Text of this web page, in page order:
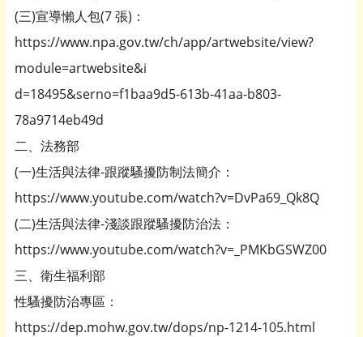
(三)宣導懶人包(7 張)：
https://www.npa.gov.tw/ch/app/artwebsite/view?
module=artwebsite&i
d=18495&serno=f1baa9d5-613b-41aa-b803-
78a9714eb49d
二、法務部
(一)生活與法律-跟蹤騷擾防制法簡介：
https://www.youtube.com/watch?v=DvPa69_Qk8Q
(二)生活與法律-淺談跟蹤騷擾防治法：
https://www.youtube.com/watch?v=_PMKbGSWZ00
三、衛生福利部
性騷擾防治專區：
https://dep.mohw.gov.tw/dops/np-1214-105.html